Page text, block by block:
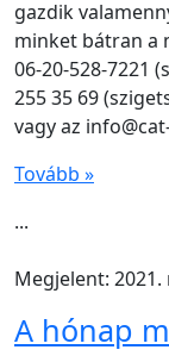
gazdik
minket bátran a
06-20-528-7221
255 35 69
vagy az
Tovább »
...
Megjelent: 2021.
A hónap